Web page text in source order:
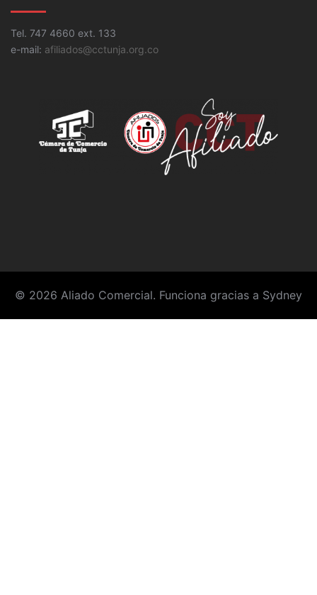
Tel. 747 4660 ext. 133
e-mail: afiliados@cctunja.org.co
© 2026 Aliado Comercial. Funciona gracias a Sydney